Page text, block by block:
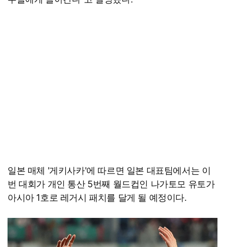
일본 매체 '게키사카'에 따르면 일본 대표팀에서는 이
번 대회가 개인 통산 5번째 월드컵인 나가토모 유토가
아시아 1호로 레거시 패치를 달게 될 예정이다.